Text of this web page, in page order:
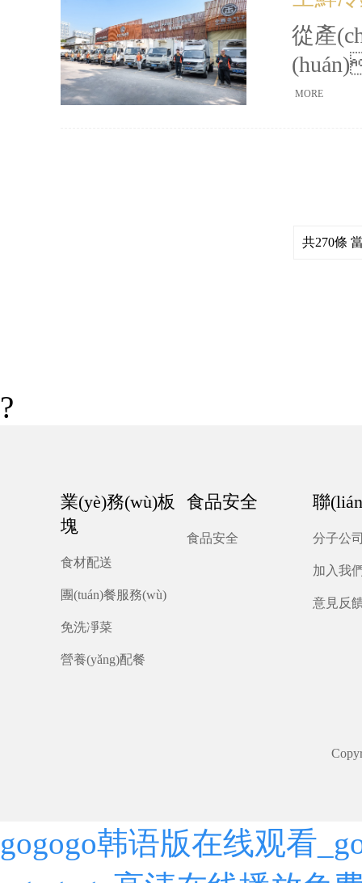
摸爬
收
路拆
從產
MORE
共270條
?
業(yè)務(wù)板
塊
食材配送
團(tuán)餐服務(wù)
免洗凈菜
營養(yǎng)配餐
食品安全
食品安全
聯
分子公
加入我
意見反
gogogo韩语版在线观看